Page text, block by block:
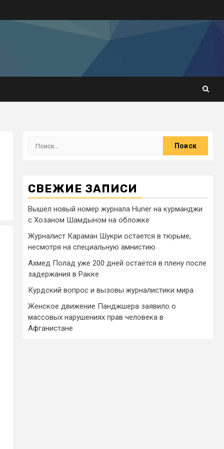
СВЕЖИЕ ЗАПИСИ
Вышел новый номер журнала Huner на курманджи
с Хозаном Шамдыном на обложке
Журналист Караман Шукри остается в тюрьме,
несмотря на специальную амнистию
Ахмед Полад уже 200 дней остаётся в плену после
задержания в Ракке
Курдский вопрос и вызовы журналистики мира
Женское движение Панджшера заявило о
массовых нарушениях прав человека в
Афганистане